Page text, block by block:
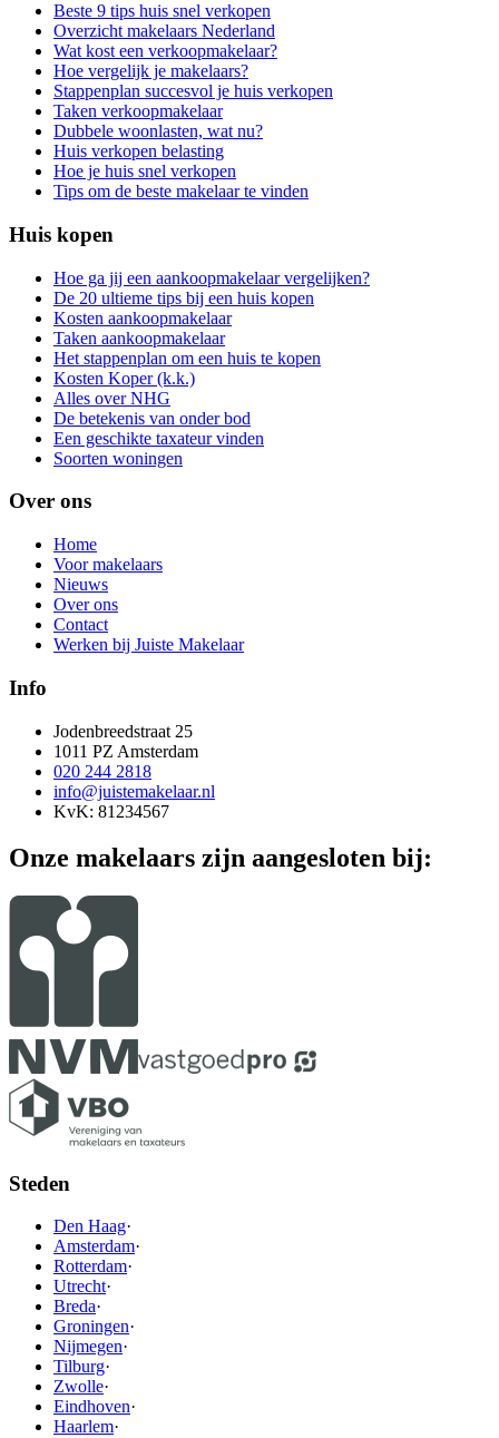
Beste 9 tips huis snel verkopen
Overzicht makelaars Nederland
Wat kost een verkoopmakelaar?
Hoe vergelijk je makelaars?
Stappenplan succesvol je huis verkopen
Taken verkoopmakelaar
Dubbele woonlasten, wat nu?
Huis verkopen belasting
Hoe je huis snel verkopen
Tips om de beste makelaar te vinden
Huis kopen
Hoe ga jij een aankoopmakelaar vergelijken?
De 20 ultieme tips bij een huis kopen
Kosten aankoopmakelaar
Taken aankoopmakelaar
Het stappenplan om een huis te kopen
Kosten Koper (k.k.)
Alles over NHG
De betekenis van onder bod
Een geschikte taxateur vinden
Soorten woningen
Over ons
Home
Voor makelaars
Nieuws
Over ons
Contact
Werken bij Juiste Makelaar
Info
Jodenbreedstraat 25
1011 PZ Amsterdam
020 244 2818
info@juistemakelaar.nl
KvK: 81234567
Onze makelaars zijn aangesloten bij:
Steden
Den Haag·
Amsterdam·
Rotterdam·
Utrecht·
Breda·
Groningen·
Nijmegen·
Tilburg·
Zwolle·
Eindhoven·
Haarlem·